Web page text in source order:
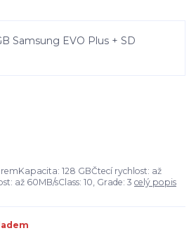
128 GBČtecí rychlost: až
až 60MB/sClass: 10, Grade: 3 celý popis